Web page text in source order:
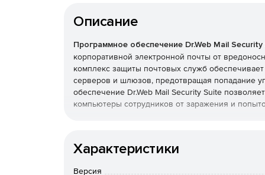
Описание
Программное обеспечение Dr.Web Mail
корпоративной электронной почты от
комплекс защиты почтовых служб
серверов и шлюзов, предотвращая попадание
обеспечение Dr.Web Mail Security Suite
компьютеры сотрудников от заражения и
Возможность использования в
продукт полностью отвечает требованиям
Характеристики
Версия